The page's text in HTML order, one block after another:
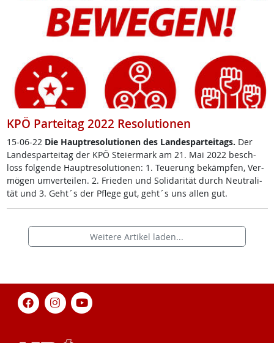
KPÖ Parteitag 2022 Resolutionen
15-06-22 Die Haupt­re­so­lu­tio­nen des Lan­de­s­par­tei­tags. Der
Lan­de­s­par­tei­tag der KPÖ Stei­er­mark am 21. Mai 2022 be­sch­
loss fol­gen­de Haupt­re­so­lu­tio­nen: 1. Teue­rung be­kämp­fen, Ver­
mö­gen um­ver­tei­len. 2. Frie­den und So­li­da­ri­tät durch Neu­tra­li­
tät und 3. Geht´s der Pf­le­ge gut, geht´s uns al­len gut.
Weitere Artikel laden...